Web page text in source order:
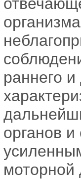
раннего
органов
моторной